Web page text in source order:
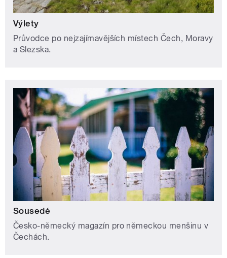
Výlety
Průvodce po nejzajímavějších místech Čech, Moravy
a Slezska.
Sousedé
Česko-německý magazín pro německou menšinu v
Čechách.